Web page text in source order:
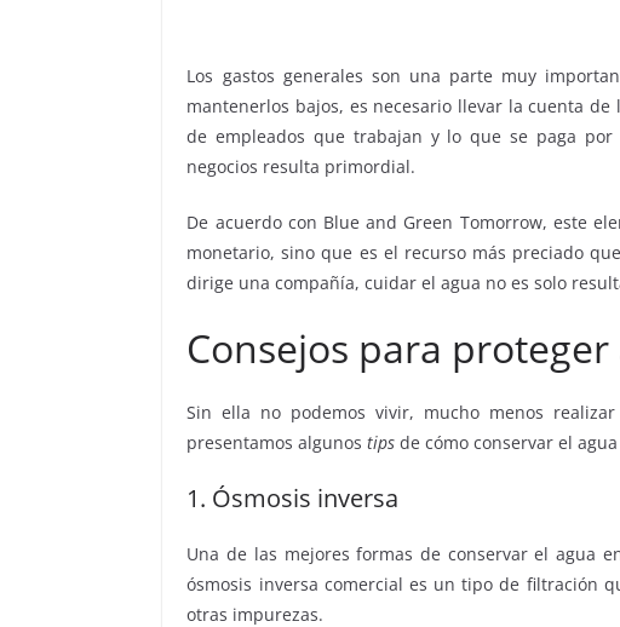
Los gastos generales son una parte muy
mantenerlos bajos, es necesario llevar la cuenta
de empleados que trabajan y lo que se paga
negocios resulta primordial.
De acuerdo con Blue and Green Tomorrow, este
monetario, sino que es el recurso más preciado
dirige una compañía, cuidar el agua no es solo
Consejos para proteger
Sin ella no podemos vivir, mucho menos
presentamos algunos tipsde cómo conservar el
1. Ósmosis inversa
Una de las mejores formas de conservar el agua
ósmosis inversa comercial es un tipo de filtración
otras impurezas.